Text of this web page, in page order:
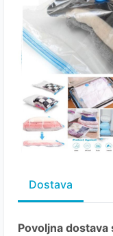
Dostava
Povoljna